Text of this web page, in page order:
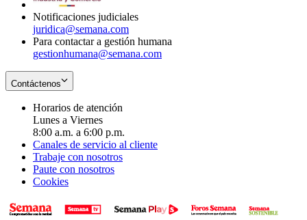
Notificaciones judiciales
juridica@semana.com
Para contactar a gestión humana
gestionhumana@semana.com
Contáctenos
Horarios de atención
Lunes a Viernes
8:00 a.m. a 6:00 p.m.
Canales de servicio al cliente
Trabaje con nosotros
Paute con nosotros
Cookies